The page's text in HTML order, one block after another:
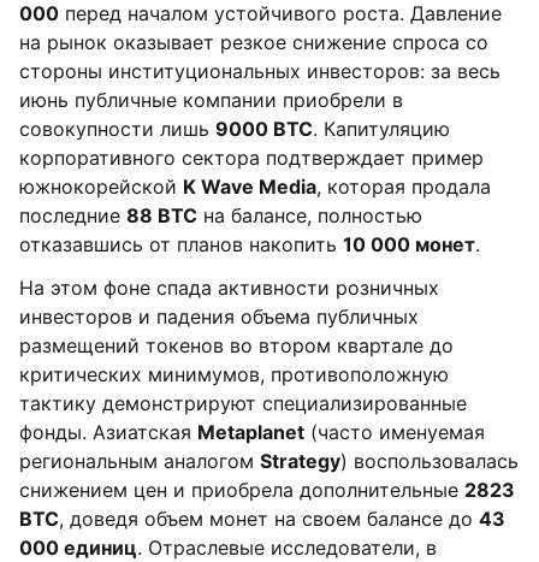
000 перед началом устойчивого роста. Давление
на рынок оказывает резкое снижение спроса со
стороны институциональных инвесторов: за весь
июнь публичные компании приобрели в
совокупности лишь 9000 BTC. Капитуляцию
корпоративного сектора подтверждает пример
южнокорейской K Wave Media, которая продала
последние 88 BTC на балансе, полностью
отказавшись от планов накопить 10 000 монет.
На этом фоне спада активности розничных
инвесторов и падения объема публичных
размещений токенов во втором квартале до
критических минимумов, противоположную
тактику демонстрируют специализированные
фонды. Азиатская Metaplanet (часто именуемая
региональным аналогом Strategy) воспользовалась
снижением цен и приобрела дополнительные 2823
BTC, доведя объем монет на своем балансе до 43
000 единиц. Отраслевые исследователи, в